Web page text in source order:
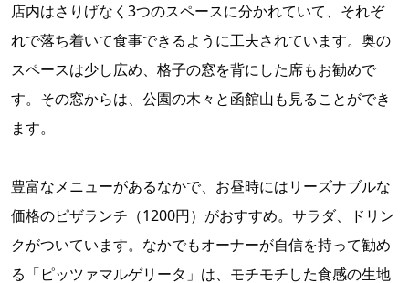
店内はさりげなく3つのスペースに分かれていて、それぞ
れで落ち着いて食事できるように工夫されています。奥の
スペースは少し広め、格子の窓を背にした席もお勧めで
す。その窓からは、公園の木々と函館山も見ることができ
ます。
豊富なメニューがあるなかで、お昼時にはリーズナブルな
価格のピザランチ（1200円）がおすすめ。サラダ、ドリン
クがついています。なかでもオーナーが自信を持って勧め
る「ピッツァマルゲリータ」は、モチモチした食感の生地